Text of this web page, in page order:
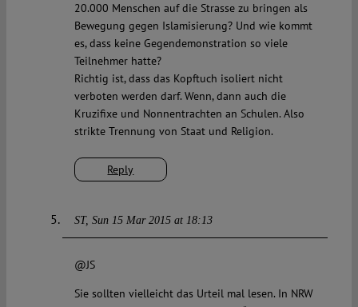
Reply
20.000 Menschen auf die Strasse zu bringen als
Bewegung gegen Islamisierung? Und wie kommt
es, dass keine Gegendemonstration so viele
Teilnehmer hatte?
Richtig ist, dass das Kopftuch isoliert nicht
verboten werden darf. Wenn, dann auch die
Kruzifixe und Nonnentrachten an Schulen. Also
strikte Trennung von Staat und Religion.
ST Sun 15 Mar 2015 at 18:13
@JS
Sie sollten vielleicht das Urteil mal lesen. In NRW